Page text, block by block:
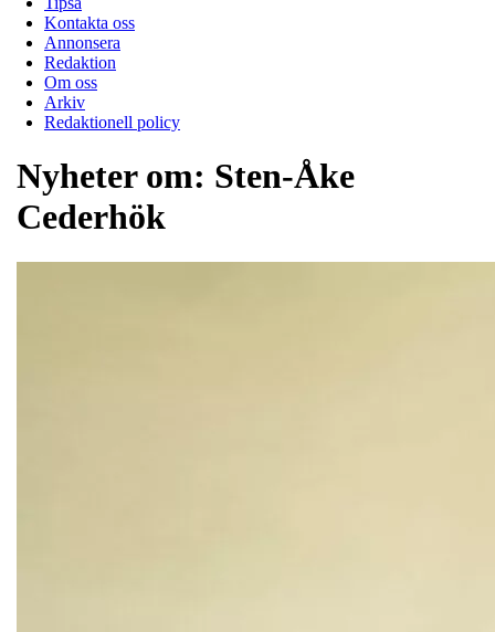
Kontakta oss
Annonsera
Redaktion
Om oss
Arkiv
Redaktionell policy
Nyheter om: Sten-Åke
Cederhök